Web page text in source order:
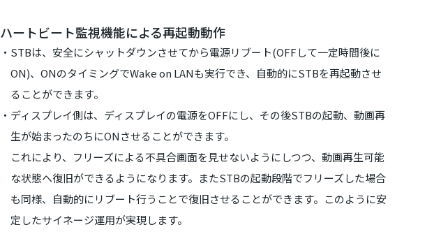
ハートビート監視機能による再起動動作
STBは、安全にシャットダウンさせてから電源リブート(OFFして一定時間後に
ON)、ONのタイミングでWake on LANも実行でき、自動的にSTBを再起動させ
ることができます。
ディスプレイ側は、ディスプレイの電源をOFFにし、その後STBの起動、動画再
生が始まったのちにONさせることができます。
これにより、フリーズによる不具合画面を見せないようにしつつ、動画再生可能
な状態へ復旧ができるようになります。またSTBの起動段階でフリーズした場合
も同様、自動的にリブート行うことで復旧させることができます。このように安
定したサイネージ運用が実現します。